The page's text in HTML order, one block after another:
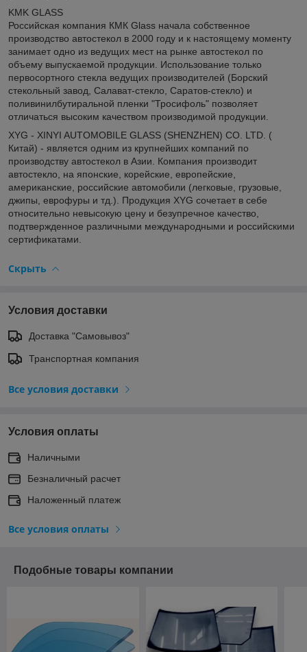
KMK GLASS
Российская компания КМК Glass начала собственное
производство автостекол в 2000 году и к настоящему моменту
занимает одно из ведущих мест на рынке автостекол по
объему выпускаемой продукции. Использование только
первосортного стекла ведущих производителей (Борский
стекольный завод, Салават-стекло, Саратов-стекло) и
поливинилбутиральной пленки "Тросифоль" позволяет
отличаться высоким качеством производимой продукции.
XYG - XINYI AUTOMOBILE GLASS (SHENZHEN) CO. LTD. (
Китай) - является одним из крупнейших компаний по
производству автостекол в Азии. Компания производит
автостекло, на японские, корейские, европейские,
американские, российские автомобили (легковые, грузовые,
джипы, еврофуры и тд.). Продукция XYG сочетает в себе
относительно невысокую цену и безупречное качество,
подтвержденное различными международными и российскими
сертификатами.
Скрыть
Условия доставки
Доставка "Самовывоз"
Транспортная компания
Все условия доставки
Условия оплаты
Наличными
Безналичный расчет
Наложенный платеж
Все условия оплаты
Подобные товары компании